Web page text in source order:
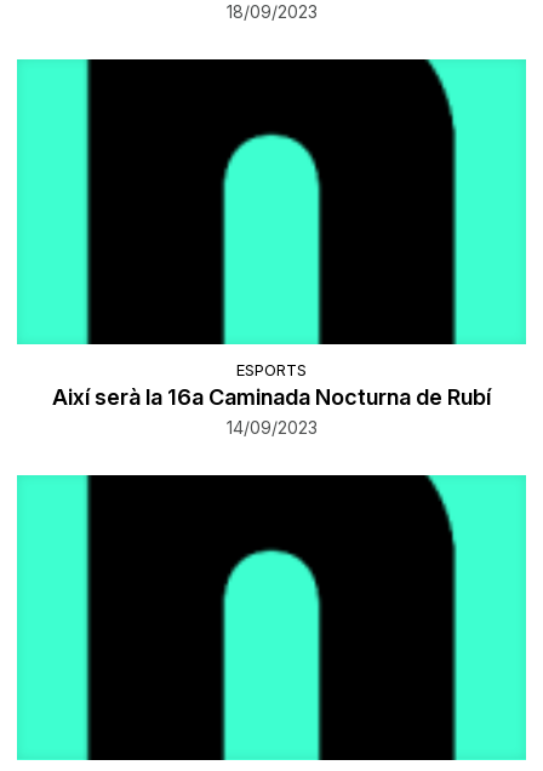
18/09/2023
ESPORTS
Així serà la 16a Caminada Nocturna de Rubí
14/09/2023